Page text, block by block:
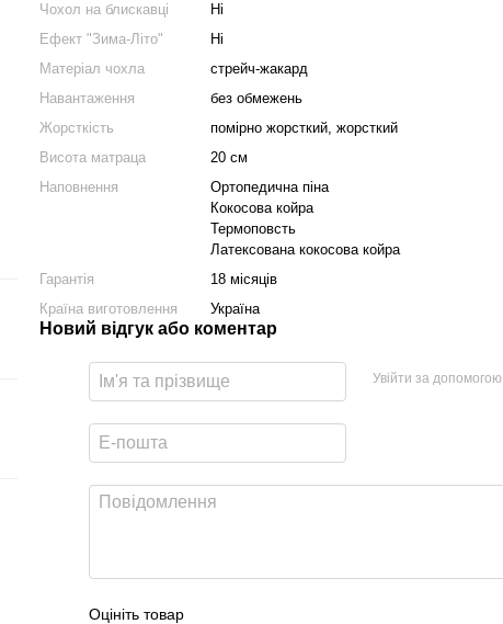
Чохол на блискавці
Ні
Ефект "Зима-Літо"
Ні
Матеріал чохла
стрейч-жакард
Навантаження
без обмежень
Жорсткість
помірно жорсткий, жорсткий
Висота матраца
20 см
Наповнення
Ортопедична піна
Кокосова койра
Термоповсть
Латексована кокосова койра
Гарантія
18 місяців
Країна виготовлення
Україна
Новий відгук або коментар
Увійти за допомогою
Оцініть товар